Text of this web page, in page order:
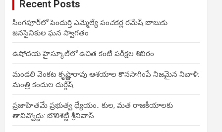
decrease
Recent Posts
సింగపూర్‌లో పెందుర్తి ఎమ్మెల్యే పంచకర్ల రమేష్ బాబుకు
జనసైనికుల ఘన స్వాగతం
ఉషోదయ హైస్కూల్‌లో ఉచిత కంటి పరీక్షల శిబిరం
మండలి వెంకట కృష్ణారావు ఆశయాల కొనసాగింపే నిజమైన నివాళి:
మంత్రి కందుల దుర్గేష్
ప్రజాహితమే ప్రభుత్వ ధ్యేయం.. కుల, మత రాజకీయాలకు
తావివ్వొద్దు: బొలిశెట్టి శ్రీనివాస్